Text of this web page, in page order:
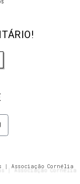
| Associação Cornélia